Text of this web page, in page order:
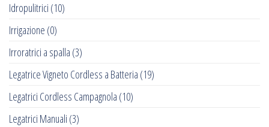
Idropulitrici (10)
Irrigazione (0)
Irroratrici a spalla (3)
Legatrice Vigneto Cordless a Batteria (19)
Legatrici Cordless Campagnola (10)
Legatrici Manuali (3)